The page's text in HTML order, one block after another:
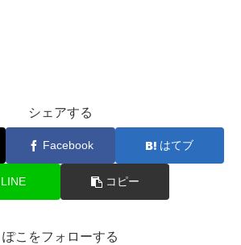
シェアする
Facebook はてブ
LINE コピー
ぽこをフォローする